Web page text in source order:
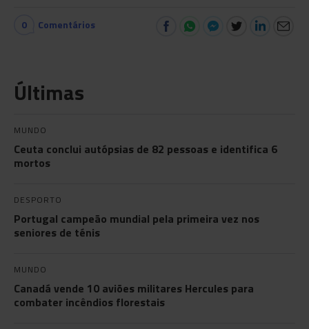
0 Comentários
Últimas
MUNDO
Ceuta conclui autópsias de 82 pessoas e identifica 6
mortos
DESPORTO
Portugal campeão mundial pela primeira vez nos
seniores de ténis
MUNDO
Canadá vende 10 aviões militares Hercules para
combater incêndios florestais